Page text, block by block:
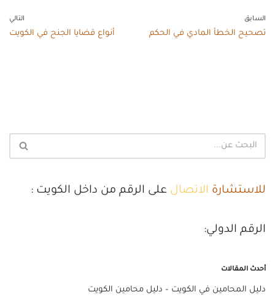
السابق
تصحيح الخطأ المادي في الحكم
التالي
أنواع قضايا الجنح في الكويت
للاستشارة الاتصال على الرقم من داخل الكويت :
الرقم الدولي:
أحدث المقالات
دليل المحامين في الكويت – دليل محامين الكويت